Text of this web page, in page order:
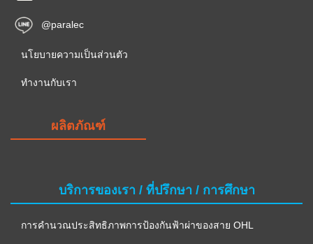
@paralec
นโยบายความเป็นส่วนตัว
ทำงานกับเรา
ผลิตภัณฑ์
บริการของเรา / ที่ปรึกษา / การศึกษา
การคำนวณประสิทธิภาพการป้องกันฟ้าผ่าของสาย OHL